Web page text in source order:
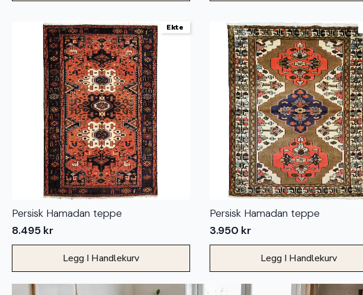
Ekte
Persisk Hamadan teppe
8.495 kr
Legg I Handlekurv
Persisk Hamadan teppe
3.950 kr
Legg I Handlekurv